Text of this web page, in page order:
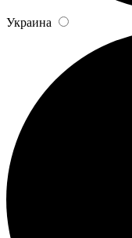
Украина